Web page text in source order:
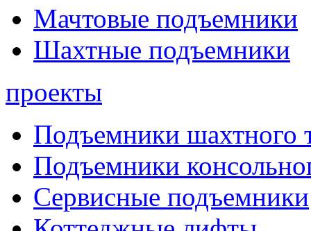
Мачтовые подъемники
Шахтные подъемники
проекты
Подъемники шахтного
Подъемники
Сервисные подъемники